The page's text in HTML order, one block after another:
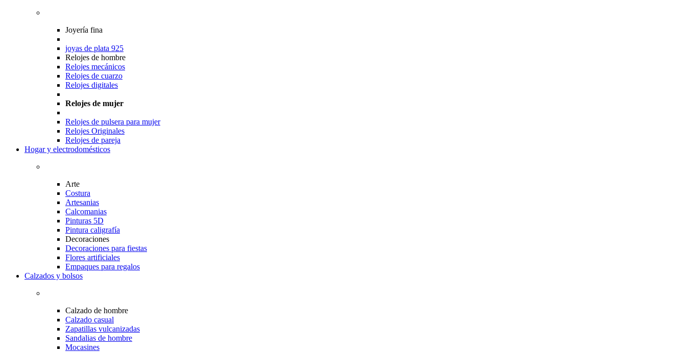
Joyería fina
joyas de plata 925
Relojes de hombre
Relojes mecánicos
Relojes de cuarzo
Relojes digitales
Relojes de mujer
Relojes de pulsera para mujer
Relojes Originales
Relojes de pareja
Hogar y electrodomésticos
Arte
Costura
Artesanias
Calcomanias
Pinturas 5D
Pintura caligrafía
Decoraciones
Decoraciones para fiestas
Flores artificiales
Empaques para regalos
Calzados y bolsos
Calzado de hombre
Calzado casual
Zapatillas vulcanizadas
Sandalias de hombre
Mocasines